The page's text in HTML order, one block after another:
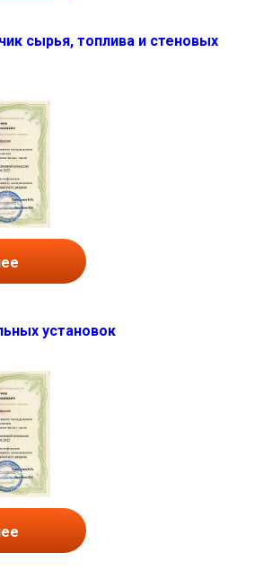
сырья, топлива и стеновых
установок